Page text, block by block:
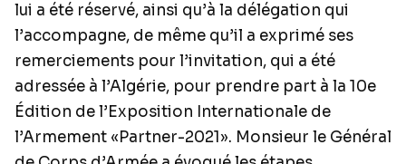
lui a été réservé, ainsi qu’à la délégation qui
l’accompagne, de même qu’il a exprimé ses
remerciements pour l’invitation, qui a été
adressée à l’Algérie, pour prendre part à la 10e
Édition de l’Exposition Internationale de
l’Armement «Partner-2021». Monsieur le Général